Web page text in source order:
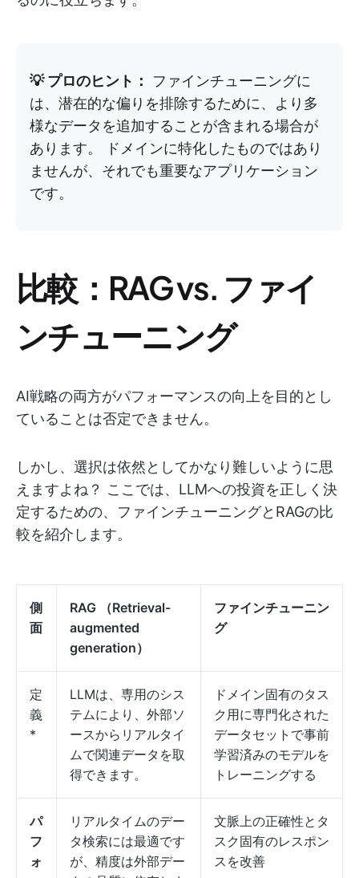
💡 プロのヒント：
ファインチューニングに
は、潜在的な偏りを排除するために、より多
様なデータを追加することが含まれる場合が
あります。 ドメインに特化したものではあり
ませんが、それでも重要なアプリケーション
です。
比較：RAG vs. ファイ
ンチューニング
AI戦略の両方がパフォーマンスの向上を目的とし
ていることは否定できません。
しかし、選択は依然としてかなり難しいように思
えますよね？ ここでは、LLMへの投資を正しく決
定するための、ファインチューニングとRAGの比
較を紹介します。
側
面
RAG
（Retrieval-
augmented
generation）
ファインチューニン
グ
定
義
*
LLMは、専用のシス
テムにより、外部ソ
ースからリアルタイ
ムで関連データを取
得できます。
ドメイン固有のタス
ク用に専門化された
データセットで事前
学習済みのモデルを
トレーニングする
パ
フ
ォ
リアルタイムのデー
タ検索には最適です
が、精度は外部デー
文脈上の正確性とタ
スク固有のレスポン
スを改善